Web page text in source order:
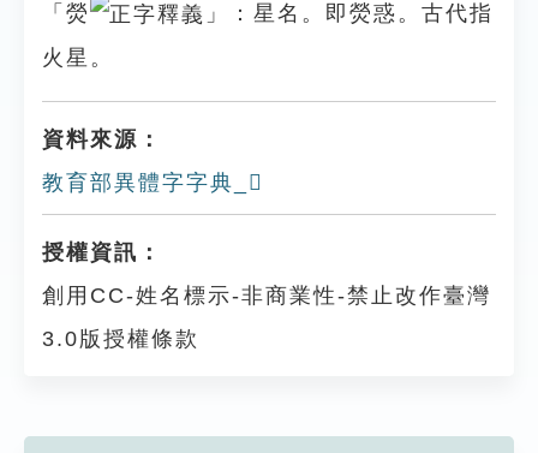
「熒
」：星名。即熒惑。古代指
火星。
資料來源：
教育部異體字字典_𤏘
授權資訊：
創用CC-姓名標示-非商業性-禁止改作臺灣
3.0版授權條款